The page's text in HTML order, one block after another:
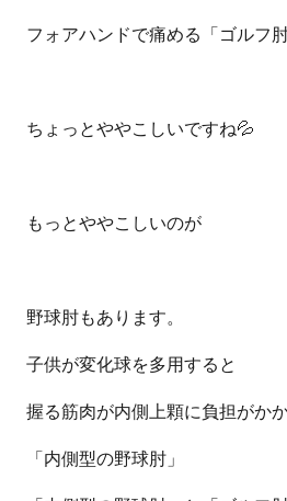
フォアハンドで痛める「ゴルフ肘
ちょっとややこしいですね💦
もっとややこしいのが
野球肘もあります。
子供が変化球を多用すると
握る筋肉が内側上顆に負担がかか
「内側型の野球肘」